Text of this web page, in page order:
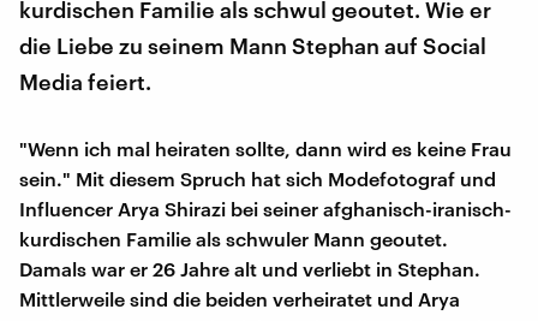
kurdischen Familie als schwul geoutet. Wie er
die Liebe zu seinem Mann Stephan auf Social
Media feiert.
"Wenn ich mal heiraten sollte, dann wird es keine Frau
sein." Mit diesem Spruch hat sich Modefotograf und
Influencer Arya Shirazi bei seiner afghanisch-iranisch-
kurdischen Familie als schwuler Mann geoutet.
Damals war er 26 Jahre alt und verliebt in Stephan.
Mittlerweile sind die beiden verheiratet und Arya